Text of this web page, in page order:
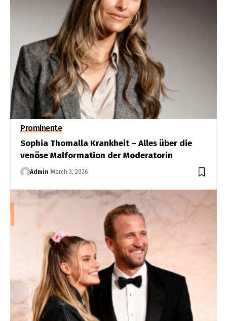
Prominente
Sophia Thomalla Krankheit – Alles über die
venöse Malformation der Moderatorin
Admin March 3, 2026